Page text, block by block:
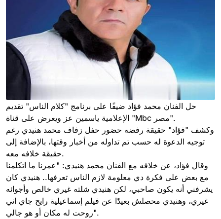
حل الفنان محمد فؤاد ضيفًا على برنامج "كلام الناس" تقديم
الإعلامية ياسمين عز ويعرض على قناة "Mbc مصر".
وكشف "فؤاد" حقيقة رفضه حضور حفل زفاف محمد هنيدي رغم
توجيه الدعوة له حسب تم تداوله من أخبار وقتها، بالإضافة إلى
حقيقة خلافه معه.
وقال فؤاد، عن خلافه مع الفنان محمد هنيدي: "عمرنا ما اتكلمنا
مع بعض على فكرة دي معلومة لازم الناس تعرفها.. هنيدي كان
يشرفني أنه يكون صاحبي، لكن هنيدي شلته غيري خالص وأجوائه
غيري، وهنيدي محصلش بعيدًا عن فيلم إسماعيلية رايح جاي اني
روحت له مكان أو هو جالي".